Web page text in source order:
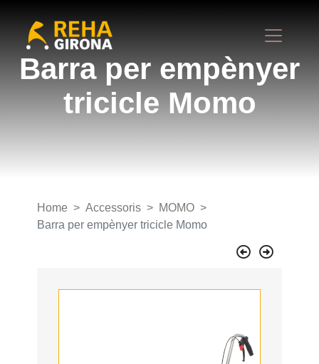
Barra per empènyer
tricicle Momo
Home Accessoris
MOMO
Barra per empènyer tricicle Momo